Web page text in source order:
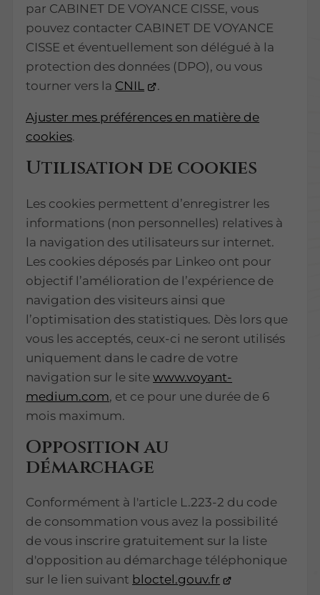
par CABINET DE VOYANCE CISSE, vous
pouvez contacter CABINET DE VOYANCE
CISSE et éventuellement son délégué à la
protection des données (DPO), ou vous
tourner vers la CNIL .
Ajuster mes préférences en matière de
cookies.
Utilisation de cookies
Les cookies permettent d’enregistrer les
informations (non personnelles) relatives à
la navigation des utilisateurs sur internet.
Les cookies déposés par Linkeo ont pour
objectif l’amélioration de l’expérience de
navigation des visiteurs ainsi que
l’optimisation des statistiques. Dès lors que
vous les acceptés, ceux-ci ne seront utilisés
uniquement dans le cadre de votre
navigation sur le sitewww.voyant-
medium.com, et ce pour une durée de 6
mois maximum.
Opposition au
démarchage
Conformément à l'article L.223-2 du code
de consommation vous avez la possibilité
de vous inscrire gratuitement sur la liste
d'opposition au démarchage téléphonique
sur le lien suivant bloctel.gouv.fr